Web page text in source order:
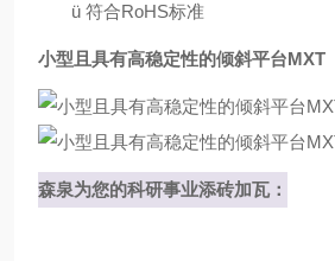
ü 符合RoHS标准
小型且具有高稳定性的倾斜平台MXT
森泉为您的科研事业添砖加瓦：